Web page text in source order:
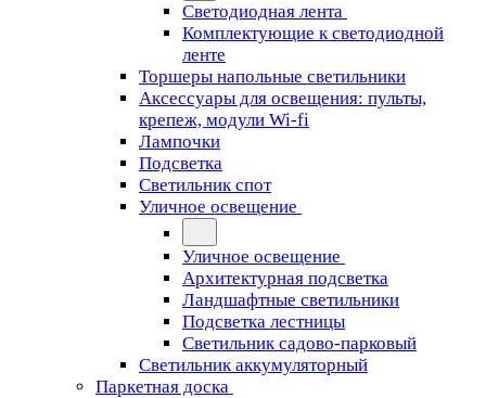
Светодиодная лента
Комплектующие к светодиодной
ленте
Торшеры напольные светильники
Аксессуары для освещения: пульты,
крепеж, модули Wi-fi
Лампочки
Подсветка
Светильник спот
Уличное освещение
Уличное освещение
Архитектурная подсветка
Ландшафтные светильники
Подсветка лестницы
Светильник садово-парковый
Светильник аккумуляторный
Паркетная доска